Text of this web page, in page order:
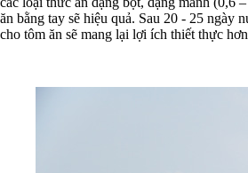
ăn bằng tay sẽ hiệu quả. Sau 20 - 25 ngày
cho tôm ăn sẽ mang lại lợi ích thiết thực